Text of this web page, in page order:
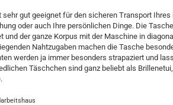
gut geeignet für den sicheren Transport
oder auch Ihre persönlichen Dinge. Die
und der ganze Korpus mit der Maschine in
Nahtzugaben machen die Tasche
werden ja immer besonders strapaziert und
Täschchen sind ganz beliebt als